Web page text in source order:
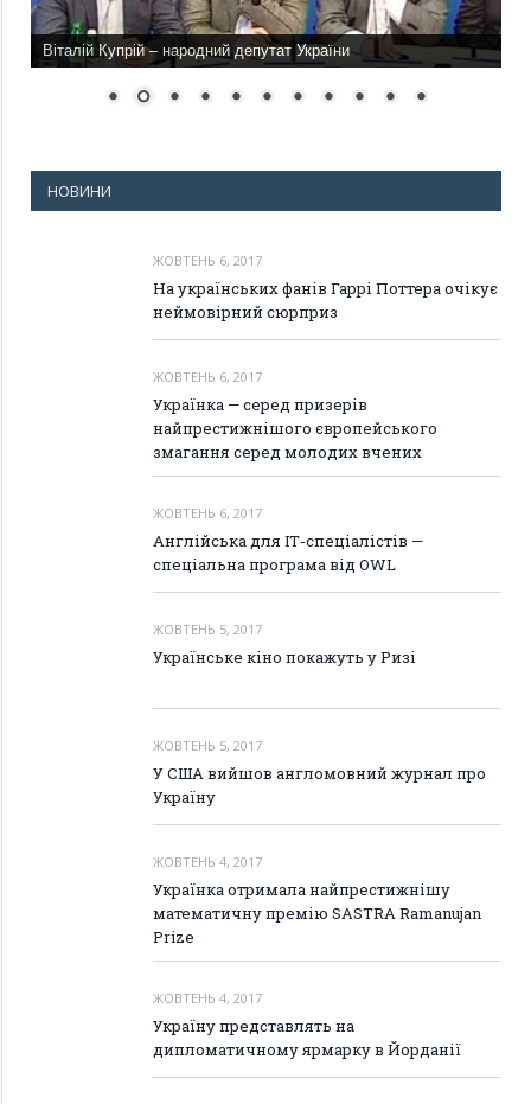
Віталій Купрій – народний депутат України
НОВИНИ
ЖОВТЕНЬ 6, 2017
На українських фанів Гаррі Поттера очікує
неймовірний сюрприз
ЖОВТЕНЬ 6, 2017
Українка — серед призерів
найпрестижнішого європейського
змагання серед молодих вчених
ЖОВТЕНЬ 6, 2017
Англійська для ІТ-спеціалістів —
спеціальна програма від OWL
ЖОВТЕНЬ 5, 2017
Українське кіно покажуть у Ризі
ЖОВТЕНЬ 5, 2017
У США вийшов англомовний журнал про
Україну
ЖОВТЕНЬ 4, 2017
Українка отримала найпрестижнішу
математичну премію SASTRA Ramanujan
Prize
ЖОВТЕНЬ 4, 2017
Україну представлять на
дипломатичному ярмарку в Йорданії